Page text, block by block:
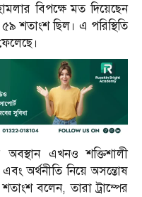
বিপক্ষে মত দিয়েছেন
শতাংশ ছিল। এ পরিস্থিতি
অবস্থান এখনও শক্তিশালী
অর্থনীতি নিয়ে অসন্তোষ
বলেন, তারা ট্রাম্পের